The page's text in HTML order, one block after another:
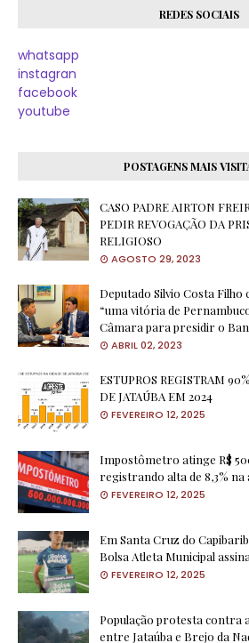
REDES SOCIAIS
whatsapp
instagran
facebook
youtube
POSTAGENS MAIS
CASO PADRE AIRTON
PEDIR REVOGAÇÃO DA
RELIGIOSO
AGOSTO 29, 2023
Deputado Silvio Costa Filho
“uma vitória de
Câmara para presidir o
ABRIL 02, 2023
ESTUPROS REGISTRAM
DE JATAÚBA EM 2024
FEVEREIRO 12, 2025
Impostômetro atinge R$
registrando alta de 8,3% na
FEVEREIRO 12, 2025
Em Santa Cruz do
Bolsa Atleta Municipal
FEVEREIRO 12, 2025
População protesta contra
entre Jataúba e Brejo da